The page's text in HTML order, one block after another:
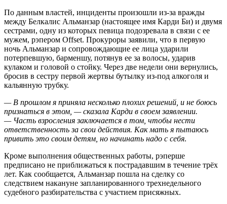
По данным властей, инциденты произошли из-за вражды
между Белкалис Альманзар (настоящее имя Карди Би) и двумя
сестрами, одну из которых певица подозревала в связи с ее
мужем, рэпером Offset. Прокуроры заявили, что в первую
ночь Альманзар и сопровождающие ее лица ударили
потерпевшую, барменшу, потянув ее за волосы, ударив
кулаком и головой о стойку. Через две недели они вернулись,
бросив в сестру первой жертвы бутылку из-под алкоголя и
кальянную трубку.
— В прошлом я приняла несколько плохих решений, и не боюсь
признаться в этом, — сказала Карди в своем заявлении.
— Часть взросления заключается в том, чтобы нести
ответственность за свои действия. Как мать я пытаюсь
привить это своим детям, но начинать надо с себя.
Кроме выполнения общественных работы, рэперше
предписано не приближаться к пострадавшим в течение трёх
лет. Как сообщается, Альманзар пошла на сделку со
следствием накануне запланированного трехнедельного
судебного разбирательства с участием присяжных.